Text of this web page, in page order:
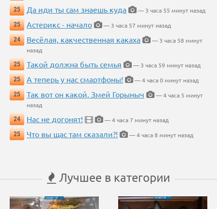
25
Да иди ты сам знаешь куда
— 3 часа 55 минут назад
25
Астерикс - начало
— 3 часа 57 минут назад
24
Весёлая, какчественная какаха
— 3 часа 58 минут
назад
25
Такой должна быть семья
— 3 часа 59 минут назад
25
А теперь у нас смартфоны!
— 4 часа 0 минут назад
25
Так вот он какой, Змей Горыныч
— 4 часа 5 минут
назад
24
Нас не догонят!
— 4 часа 7 минут назад
25
Что вы щас там сказали?! — 4 часа 8 минут назад
Лучшее в категории